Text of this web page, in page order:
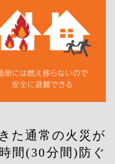
た通常の火災が
間(30分間)防ぐ